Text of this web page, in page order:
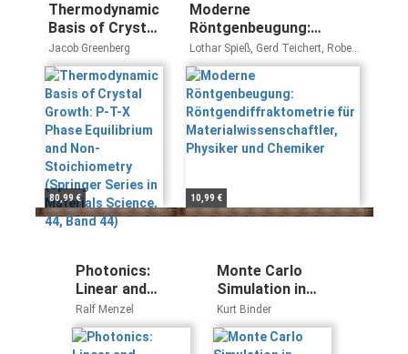
Thermodynamic
Basis of Crystal
Growth: P-T-X
Phase
Equilibrium and
Non-
Stoichiometry
(Springer Series
in Materials
Science, 44,
Band 44)
Jacob Greenberg
80,99 €
Moderne
Röntgenbeugung:
Röntgendiffraktometrie
für
Materialwissenschaftler,
Physiker und Chemiker
Lothar Spieß, Gerd Teichert, Robert
Schwarzer, Herfried Behnken,
Christoph Genzel
10,99 €
Photonics:
Linear and
Nonlinear
Interactions of
Laser Light and
Ralf Menzel
Monte Carlo
Simulation in
Statistical
Physics: An
Introduction
Kurt Binder